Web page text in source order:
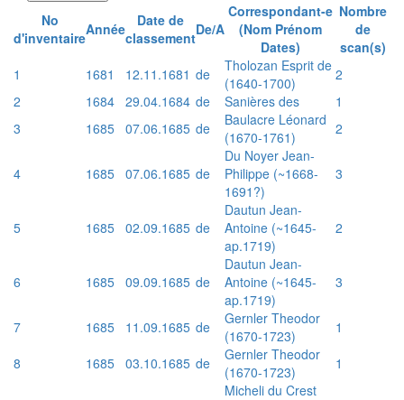
No
d'inventaireAnnée
Date de
classementDe/A
Correspondant-e
(Nom Prénom
Dates)
Nombre
de
scan(s)
1
1681 12.11.1681 de
Tholozan Esprit de
(1640-1700)
2
2
1684 29.04.1684 de Sanières des
1
3
1685 07.06.1685 de
Baulacre Léonard
(1670-1761)
2
4 1685 07.06.1685 de
Du Noyer Jean-
Philippe (~1668-
1691?)
3
5 1685 02.09.1685 de
Dautun Jean-
Antoine (~1645-
ap.1719)
2
6 1685 09.09.1685 de
Dautun Jean-
Antoine (~1645-
ap.1719)
3
7 1685 11.09.1685 de
Gernler Theodor
(1670-1723)
1
8
1685 03.10.1685 de
Gernler Theodor
(1670-1723)
1
Micheli du Crest